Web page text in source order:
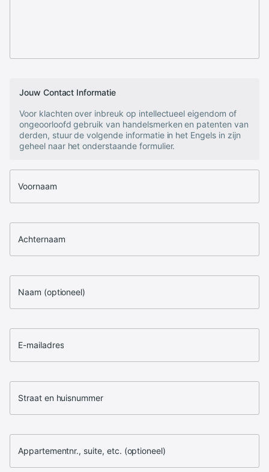
Jouw Contact Informatie
Voor klachten over inbreuk op intellectueel eigendom of
ongeoorloofd gebruik van handelsmerken en patenten van
derden, stuur de volgende informatie in het Engels in zijn
geheel naar het onderstaande formulier.
Voornaam
Achternaam
Naam (optioneel)
E-mailadres
Straat en huisnummer
Appartementnr., suite, etc. (optioneel)